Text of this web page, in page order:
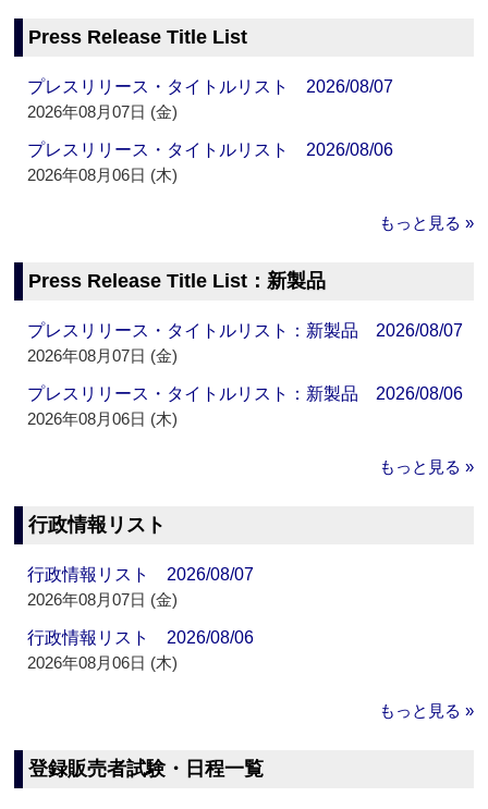
Press Release Title List
プレスリリース・タイトルリスト 2026/08/07
2026年08月07日 (金)
プレスリリース・タイトルリスト 2026/08/06
2026年08月06日 (木)
もっと見る »
Press Release Title List：新製品
プレスリリース・タイトルリスト：新製品 2026/08/07
2026年08月07日 (金)
プレスリリース・タイトルリスト：新製品 2026/08/06
2026年08月06日 (木)
もっと見る »
行政情報リスト
行政情報リスト 2026/08/07
2026年08月07日 (金)
行政情報リスト 2026/08/06
2026年08月06日 (木)
もっと見る »
登録販売者試験・日程一覧